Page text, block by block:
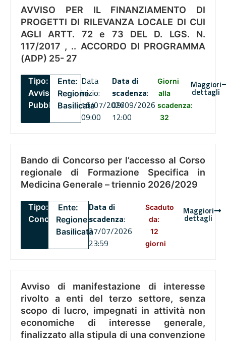
AVVISO PER IL FINANZIAMENTO DI
PROGETTI DI RILEVANZA LOCALE DI CUI
AGLI ARTT. 72 e 73 DEL D. LGS. N.
117/2017 , .. ACCORDO DI PROGRAMMA
(ADP) 25- 27
Tipo:
Avviso
Pubblico
Ente:
Regione
Basilicata
Data
inizio:
16/07/2026
09:00
Data di
scadenza:
09/09/2026
12:00
Giorni
alla
scadenza:
32
Maggiori
dettagli
Bando di Concorso per l’accesso al Corso
regionale di Formazione Specifica in
Medicina Generale – triennio 2026/2029
Tipo:
Concorsi
Ente:
Regione
Basilicata
Data di
scadenza:
27/07/2026
23:59
Scaduto
da:
12
giorni
Maggiori
dettagli
Avviso di manifestazione di interesse
rivolto a enti del terzo settore, senza
scopo di lucro, impegnati in attività non
economiche di interesse generale,
finalizzato alla stipula di una convenzione